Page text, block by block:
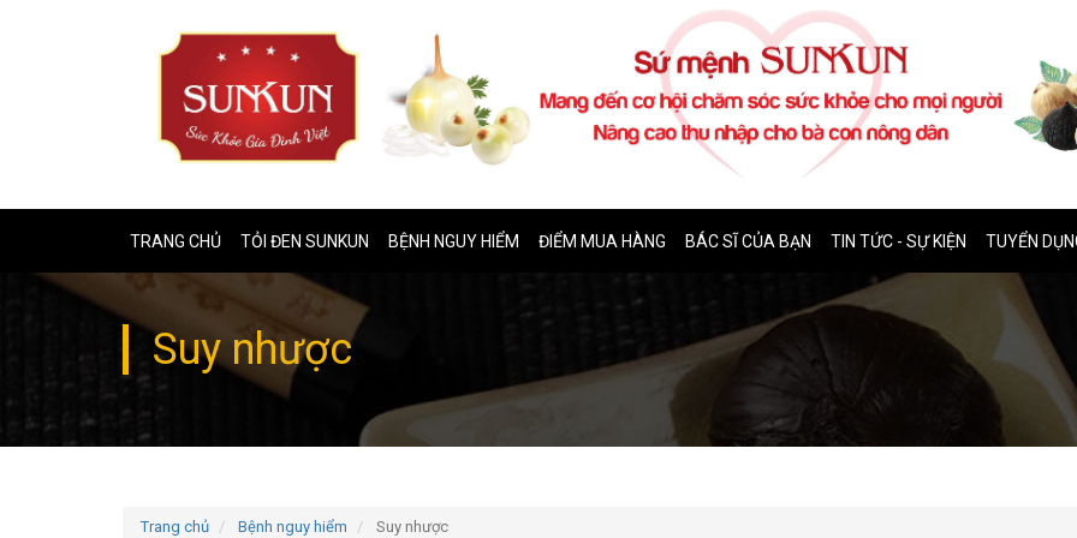
TRANG CHỦ TỎI ĐEN SUNKUN BỆNH NGUY HIỂM ĐIỂM MUA HÀNG BÁC SĨ CỦA BẠN TIN TỨC - SỰ KIỆN TUYỂN
Suy nhược
Trang chủ Bệnh nguy hiểm Suy nhược